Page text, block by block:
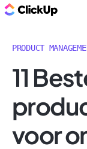
PRODUCT
11
voor